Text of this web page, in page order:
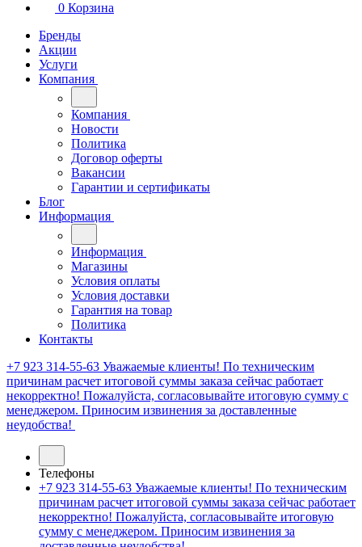
0 Корзина
Бренды
Акции
Услуги
Компания
Компания
Новости
Политика
Договор оферты
Вакансии
Гарантии и сертификаты
Блог
Информация
Информация
Магазины
Условия оплаты
Условия доставки
Гарантия на товар
Политика
Контакты
+7 923 314-55-63 Уважаемые клиенты! По техническим
причинам расчет итоговой суммы заказа сейчас работает
некорректно! Пожалуйста, согласовывайте итоговую сумму с
менеджером. Приносим извинения за доставленные
неудобства!
Телефоны
+7 923 314-55-63 Уважаемые клиенты! По техническим
причинам расчет итоговой суммы заказа сейчас работает
некорректно! Пожалуйста, согласовывайте итоговую
сумму с менеджером. Приносим извинения за